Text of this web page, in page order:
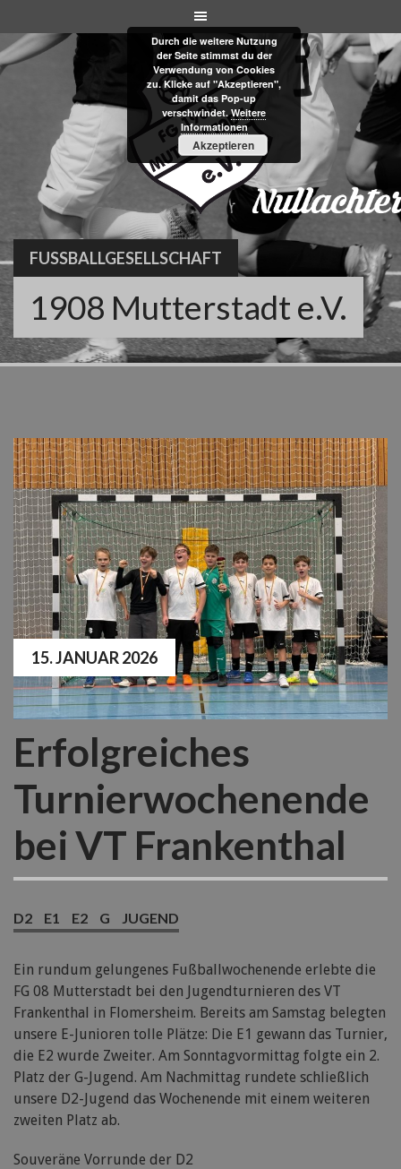
to
content
FUSSBALLGESELLSCHAFT
1908 Mutterstadt e.V.
Erfolgreiches
Turnierwochenende
bei VT Frankenthal
D2 E1 E2 G JUGEND
15. JANUAR 2026
Ein rundum gelungenes Fußballwochenende erlebte die
FG 08 Mutterstadt bei den Jugendturnieren des VT
Frankenthal in Flomersheim. Bereits am Samstag belegten
unsere E-Junioren tolle Plätze: Die E1 gewann das Turnier,
die E2 wurde Zweiter. Am Sonntagvormittag folgte ein 2.
Platz der G-Jugend. Am Nachmittag rundete schließlich
unsere D2-Jugend das Wochenende mit einem weiteren
zweiten Platz ab.
Souveräne Vorrunde der D2
Durch die weitere Nutzung
der Seite stimmst du der
Verwendung von Cookies
zu. Klicke auf "Akzeptieren",
damit das Pop-up
verschwindet.Weitere
Informationen
Akzeptieren